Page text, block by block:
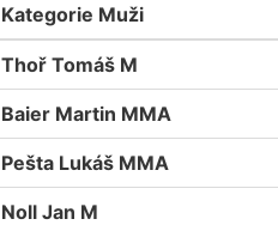
Kategorie Muži
Thoř Tomáš M
Baier Martin MMA
Pešta Lukáš MMA
Noll Jan M